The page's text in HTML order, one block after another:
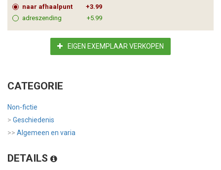
naar afhaalpunt
+3.99
adreszending
+5.99
EIGEN EXEMPLAAR VERKOPEN
CATEGORIE
Non-fictie
> Geschiedenis
>> Algemeen en varia
DETAILS